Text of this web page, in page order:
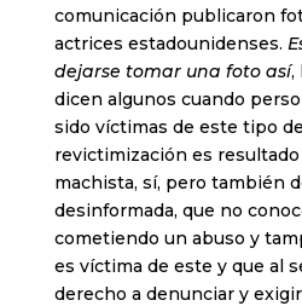
comunicación publicaron
actrices estadounidenses.
dejarse tomar una foto así,
dicen algunos cuando
sido víctimas de este tipo
revictimización es
machista, sí, pero también
desinformada, que no
cometiendo un abuso y
es víctima de este y que al
derecho a denunciar y